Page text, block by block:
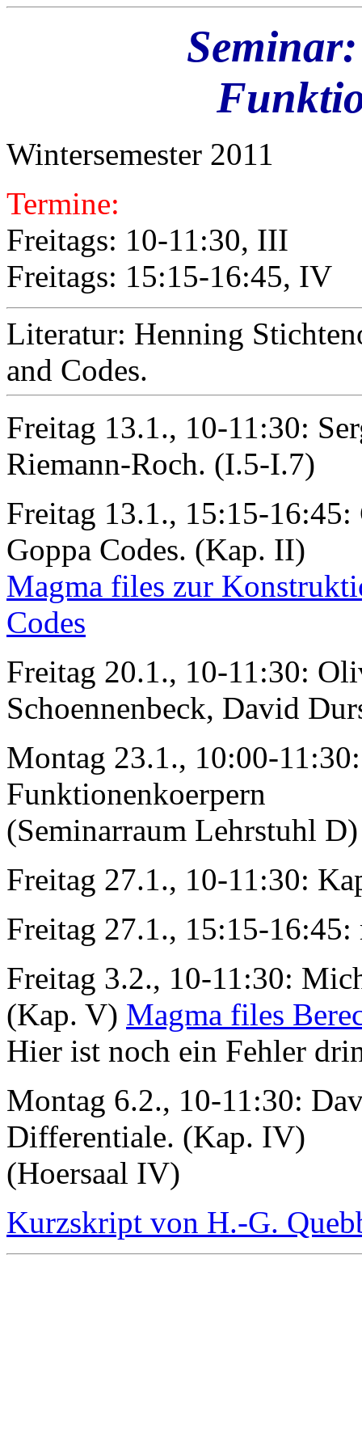
Wintersemester 2011
Termine:
Freitags: 10-11:30, III
Freitags: 15:15-16:45, IV
Literatur: Henning
and Codes.
Freitag 13.1., 10-11:30:
Riemann-Roch. (I.5-I.7)
Freitag 13.1., 15:15-16:45:
Goppa Codes. (Kap. II)
Magma files zur
Codes
Freitag 20.1., 10-11:30:
Schoennenbeck, David
Montag 23.1., 10:00-
Funktionenkoerpern
(Seminarraum Lehrstuhl D)
Freitag 27.1., 10-11:30:
Freitag 27.1., 15:15-
Freitag 3.2., 10-11:30:
(Kap. V) Magma files
Hier ist noch ein Fehler
Montag 6.2., 10-11:30:
Differentiale. (Kap. IV)
(Hoersaal IV)
Kurzskript von H.-G.